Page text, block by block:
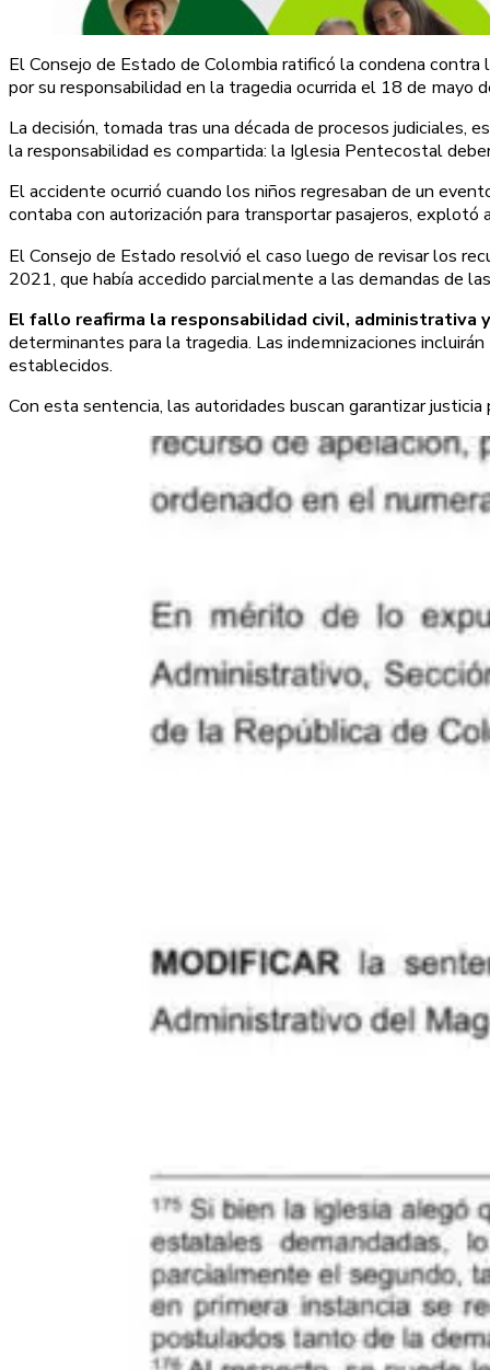
El Consejo de Estado de Colombia ratificó la condena
por su responsabilidad en la tragedia ocurrida el 18 de mayo
La decisión, tomada tras una década de procesos
la responsabilidad es compartida: la Iglesia Pentecostal
El accidente ocurrió cuando los niños regresaban de un
contaba con autorización para transportar pasajeros,
El Consejo de Estado resolvió el caso luego de revisar los
2021, que había accedido parcialmente a las demandas de
El fallo reafirma la responsabilidad civil, administrativa
determinantes para la tragedia. Las indemnizaciones
establecidos.
Con esta sentencia, las autoridades buscan garantizar